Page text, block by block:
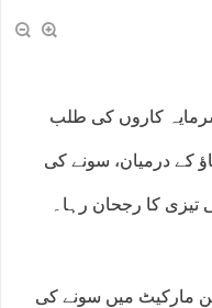
کاروں کی طلب
کے درمیان، سونے کی
کا رجحان رہا۔
مارکیٹ میں سونے کی